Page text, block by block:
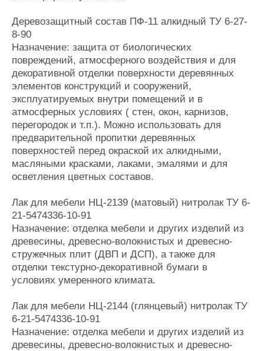
Деревозащитный состав ПФ-11 алкидный ТУ 6-27-
8-90
Назначение: защита от биологических
повреждений, атмосферного воздействия и для
декоративной отделки поверхности деревянных
элементов конструкций и сооружений,
эксплуатируемых внутри помещений и в
атмосферных условиях ( стен, окон, карнизов,
перегородок и т.п.). Можно использовать для
предварительной пропитки деревянных
поверхностей перед окраской их алкидными,
масляными красками, лаками, эмалями и для
осветления цветных составов.
Лак для мебели НЦ-2139 (матовый) нитролак ТУ 6-
21-5474336-10-91
Назначение: отделка мебели и других изделий из
древесины, древесно-волокнистых и древесно-
стружечных плит (ДВП и ДСП), а также для
отделки текстурно-декоративной бумаги в
условиях умеренного климата.
Лак для мебели НЦ-2144 (глянцевый) нитролак ТУ
6-21-5474336-10-91
Назначение: отделка мебели и других изделий из
древесины, древесно-волокнистых и древесно-